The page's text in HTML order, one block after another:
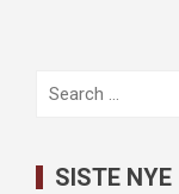
Search
SISTE NYE